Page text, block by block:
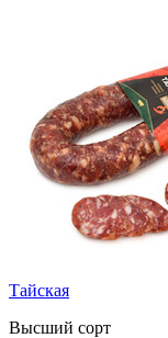
Тайская
Высший сорт